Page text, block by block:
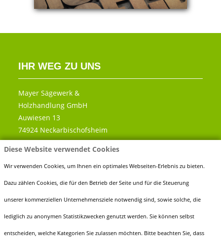
Diese Website verwendet Cookies
Wir verwenden Cookies, um Ihnen ein optimales Webseiten-Erlebnis zu bieten.
Dazu zählen Cookies, die für den Betrieb der Seite und für die Steuerung
unserer kommerziellen Unternehmensziele notwendig sind, sowie solche, die
lediglich zu anonymen Statistikzwecken genutzt werden. Sie können selbst
entscheiden, welche Kategorien Sie zulassen möchten. Bitte beachten Sie, dass
IHR WEG ZU UNS
Mayer Sägewerk &
Holzhandlung GmbH
Auwiesen 13
74924 Neckarbischofsheim
Telefon:0 72 63 - 91 89 60
Fax:0 72 63 - 91 89 666
E-Mail:info@holz-mayer.de
ÖFFNUNGSZEITEN